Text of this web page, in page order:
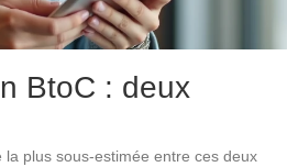
BtoC : deux
plus sous-estimée entre ces deux